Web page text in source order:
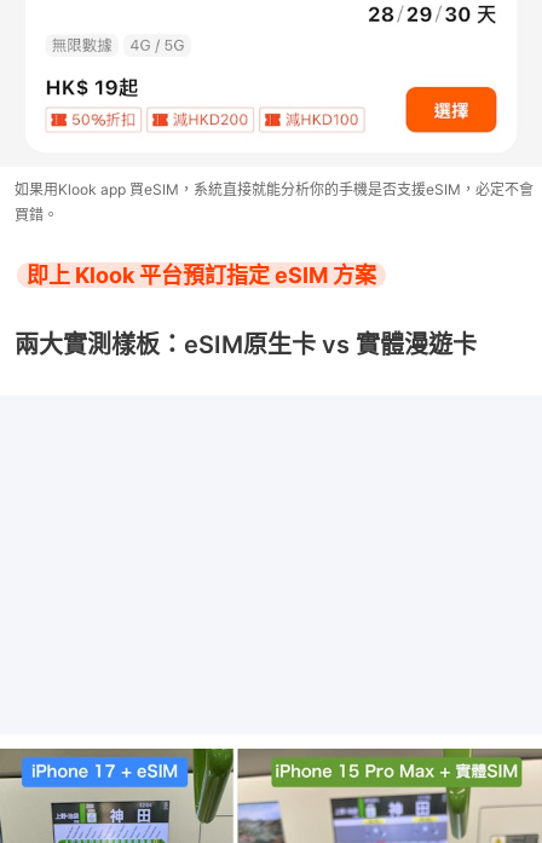
如果用Klook app 買eSIM，系統直接就能分析你的手機是否支援eSIM，必定不會
買錯。
即上 Klook 平台預訂指定 eSIM 方案
兩大實測樣板：eSIM原生卡 vs 實體漫遊卡